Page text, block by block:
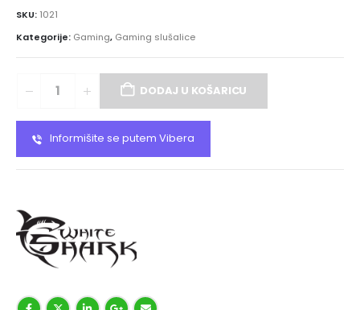
SKU: 1021
Kategorije: Gaming, Gaming slušalice
DODAJ U KOŠARICU
Informišite se putem Vibera